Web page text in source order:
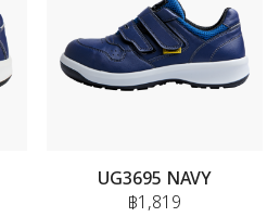
UG3695 NAVY
฿1,819